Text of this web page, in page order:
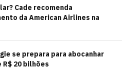
Cade recomenda
da American Airlines na
se prepara para abocanhar
20 bilhões